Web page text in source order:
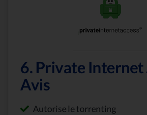
6. Private Internet
Avis
Autorise le torrenting